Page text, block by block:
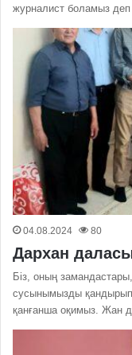
журналист боламыз
04.08.2024 80
Дархан
Біз, оның
сусынымызды қандырып
қанғанша оқимыз. Жан